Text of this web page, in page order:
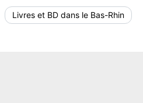
Livres et BD dans le Bas-Rhin